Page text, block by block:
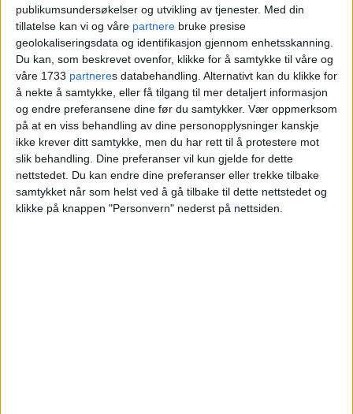
publikumsundersøkelser og utvikling av tjenester. Med din
tillatelse kan vi og våre partnere bruke presise
geolokaliseringsdata og identifikasjon gjennom enhetsskanning.
Du kan, som beskrevet ovenfor, klikke for å samtykke til våre og
våre 1733 partneres databehandling. Alternativt kan du klikke for
å nekte å samtykke, eller få tilgang til mer detaljert informasjon
og endre preferansene dine før du samtykker. Vær oppmerksom
på at en viss behandling av dine personopplysninger kanskje
ikke krever ditt samtykke, men du har rett til å protestere mot
slik behandling. Dine preferanser vil kun gjelde for dette
nettstedet. Du kan endre dine preferanser eller trekke tilbake
samtykket når som helst ved å gå tilbake til dette nettstedet og
klikke på knappen "Personvern" nederst på nettsiden.